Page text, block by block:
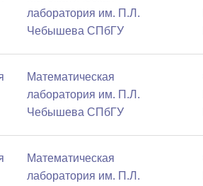
лаборатория им. П.Л.
Чебышева СПбГУ
Математичеcкая
лаборатория им. П.Л.
Чебышева СПбГУ
Математичеcкая
лаборатория им. П.Л.